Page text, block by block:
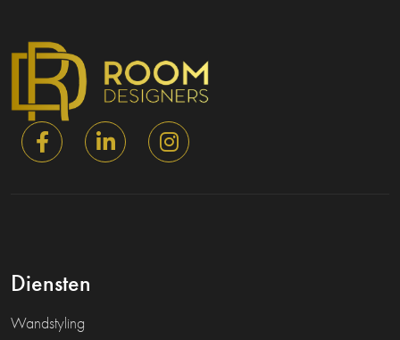
Diensten
Wandstyling